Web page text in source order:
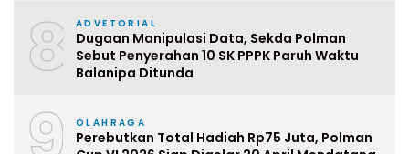
8 ADVETORIAL
Dugaan Manipulasi Data, Sekda Polman
Sebut Penyerahan 10 SK PPPK Paruh Waktu
Balanipa Ditunda
OLAHRAGA
Perebutkan Total Hadiah Rp75 Juta, Polman